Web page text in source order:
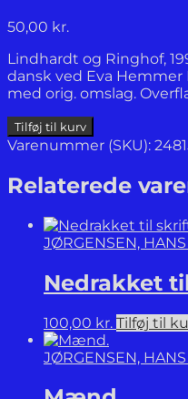
50,00 kr.
Lindhardt og Ringhof,
dansk ved Eva Hemmer
med orig. omslag.
Lydighed
og
antal
Tilføj til kurv
Varenummer (SKU):
Relaterede
JØRGENSEN, HANS
Nedrakket
100,00 kr. Tilføj til
JØRGENSEN, HANS